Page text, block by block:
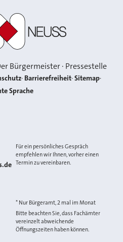
Bürgermeister · Pressestelle
Barrierefreiheit Sitemap
Sprache
Für ein persönliches Gespräch
empfehlen wir Ihnen, vorher einen
Termin zu vereinbaren.
* Nur Bürgeramt, 2 mal im Monat
Bitte beachten Sie, dass Fachämter
vereinzelt abweichende
Öffnungszeiten haben können.